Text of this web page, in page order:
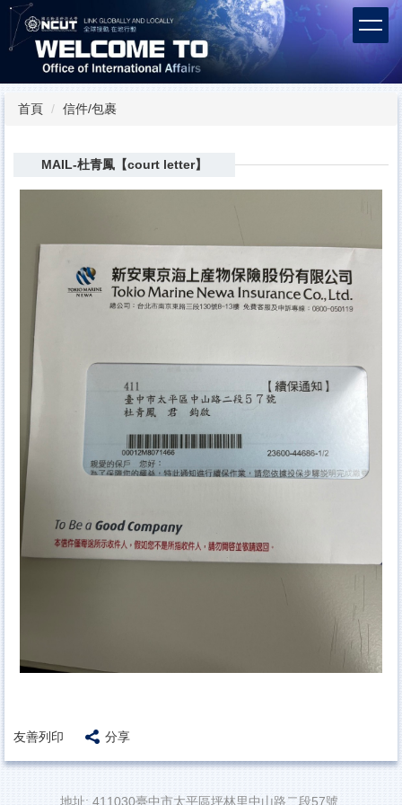
跳
到
主
內
容首頁 信件/包裹
MAIL-杜青鳳【court letter】
友善列印 分享
地址: 411030臺中市太平區坪林里中山路二段57號